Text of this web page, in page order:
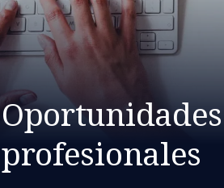
Oportunidades
profesionales